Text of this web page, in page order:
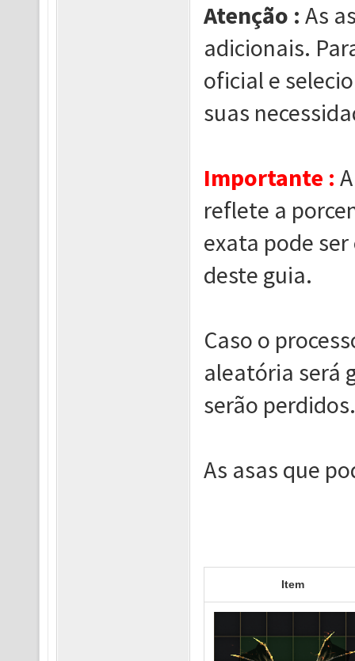
Atenção : As
adicionais.
oficial e
suas
Importante :
reflete a
exata pode
deste guia.
Caso o
aleatória será
serão perdidos.
As asas
Item